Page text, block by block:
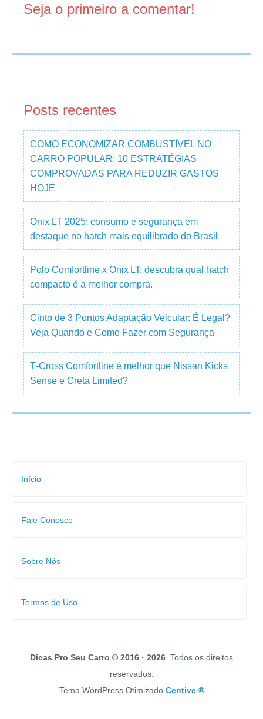
Seja o primeiro a comentar!
Posts recentes
COMO ECONOMIZAR COMBUSTÍVEL NO
CARRO POPULAR: 10 ESTRATÉGIAS
COMPROVADAS PARA REDUZIR GASTOS
HOJE
Onix LT 2025: consumo e segurança em
destaque no hatch mais equilibrado do Brasil
Polo Comfortline x Onix LT: descubra qual hatch
compacto é a melhor compra.
Cinto de 3 Pontos Adaptação Veicular: É Legal?
Veja Quando e Como Fazer com Segurança
T‑Cross Comfortline é melhor que Nissan Kicks
Sense e Creta Limited?
Início
Fale Conosco
Sobre Nós
Termos de Uso
Dicas Pro Seu Carro © 2016 · 2026 . Todos os direitos
reservados.
Tema WordPress Otimizado Centive ®